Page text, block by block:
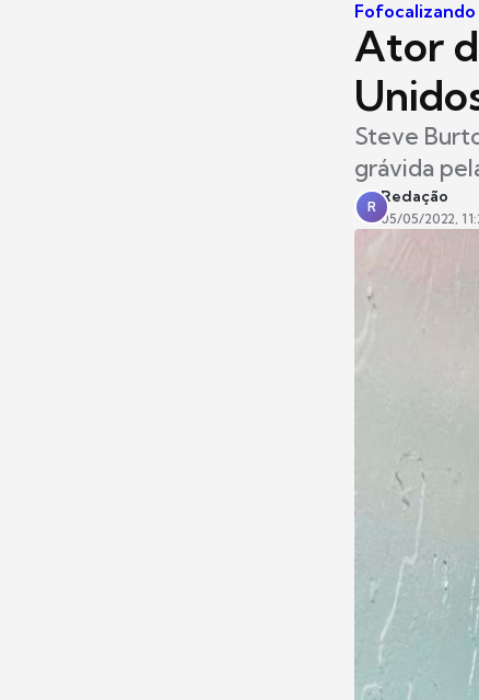
Fofocalizando
Ator
Steve
grávida
R
Redação
05/05/2022,